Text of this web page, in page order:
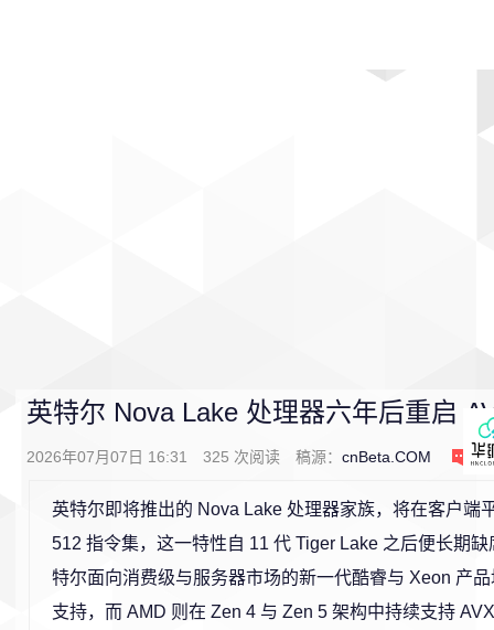
英特尔 Nova Lake 处理器六年后重启
2026年07月07日 16:31 325 次阅读 稿源： cnBeta.COM 0
英特尔即将推出的 Nova Lake 处理器家族，将在客户端
512 指令集，这一特性自 11 代 Tiger Lake 之后便长期
特尔面向消费级与服务器市场的新一代酷睿与 Xeon 产
支持，而 AMD 则在 Zen 4 与 Zen 5 架构中持续支持